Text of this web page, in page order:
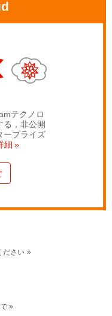
テクノロ
る，非公開
ープライズ
細
ださい